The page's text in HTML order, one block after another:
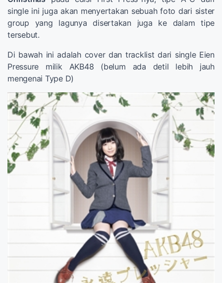
single ini juga akan menyertakan sebuah foto dari sister
group yang lagunya disertakan juga ke dalam tipe
tersebut.
Di bawah ini adalah cover dan tracklist dari single Eien
Pressure milik AKB48 (belum ada detil lebih jauh
mengenai Type D)